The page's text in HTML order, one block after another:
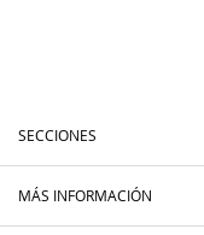
SECCIONES
MÁS INFORMACIÓN